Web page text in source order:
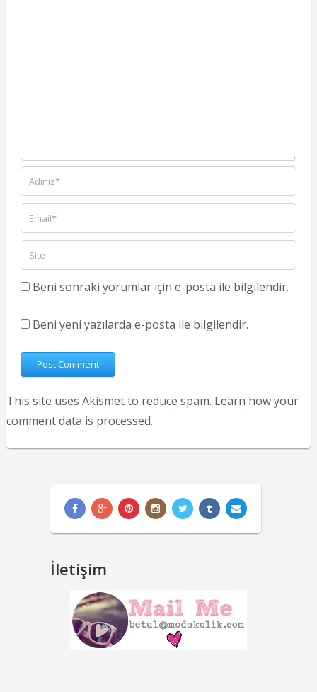
Beni sonraki yorumlar için e-posta ile bilgilendir.
Beni yeni yazılarda e-posta ile bilgilendir.
This site uses Akismet to reduce spam. Learn how your
comment data is processed.
İletişim